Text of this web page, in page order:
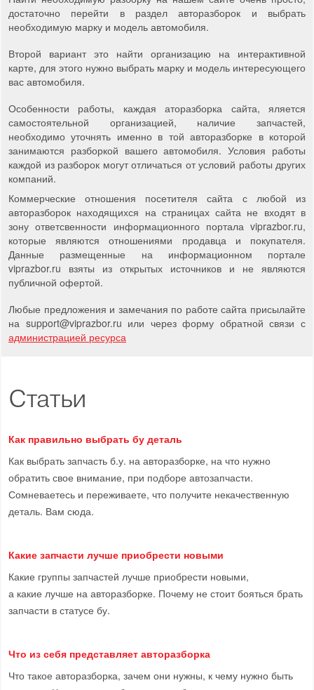
достаточно перейти в раздел авторазборок и выбрать
необходимую марку и модель автомобиля.
Второй вариант это найти организацию на интерактивной
карте, для этого нужно выбрать марку и модель интересующего
вас автомобиля.
Особенности работы, каждая аторазборка сайта, яляется
самостоятельной организацией, наличие запчастей,
необходимо уточнять именно в той авторазборке в которой
занимаются разборкой вашего автомобиля. Условия работы
каждой из разборок могут отличаться от условий работы других
компаний.
Коммерческие отношения посетителя сайта с любой из
авторазборок находящихся на страницах сайта не входят в
зону ответсвенности информационного портала viprazbor.ru,
которые являются отношениями продавца и покупателя.
Данные размещенные на информационном портале
viprazbor.ru взяты из открытых источников и не являются
публичной офертой.
Любые предложения и замечания по работе сайта присылайте
на support@viprazbor.ru или через форму обратной связи с
администрацией ресурса
Статьи
Как правильно выбрать бу деталь
Как выбрать запчасть б.у. на авторазборке, на что нужно
обратить свое внимание, при подборе автозапчасти.
Сомневаетесь и переживаете, что получите некачественную
деталь. Вам сюда.
Какие запчасти лучше приобрести новыми
Какие группы запчастей лучше приобрести новыми,
а какие лучше на авторазборке. Почему не стоит бояться брать
запчасти в статусе бу.
Что из себя представляет авторазборка
Что такое авторазборка, зачем они нужны, к чему нужно быть